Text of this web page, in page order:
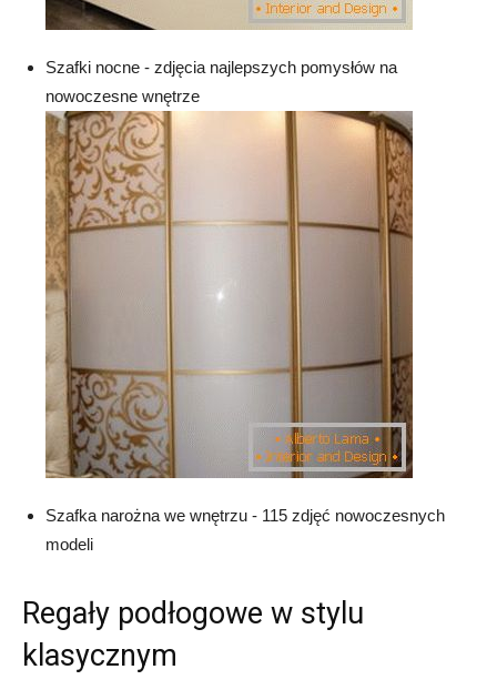
Szafki nocne - zdjęcia najlepszych pomysłów na
nowoczesne wnętrze
Szafka narożna we wnętrzu - 115 zdjęć nowoczesnych
modeli
Regały podłogowe w stylu
klasycznym